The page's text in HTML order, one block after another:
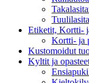
Etiketit, Kortti-
Kortti- ja
Kustomoidut
Kyltit ja